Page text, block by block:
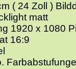
( 24 Zoll )
matt
1920 x 1080
16:9